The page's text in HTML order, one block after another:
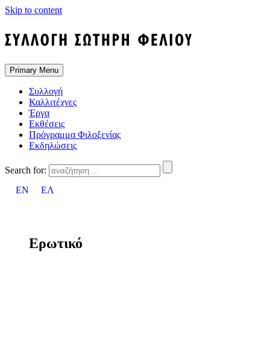
Skip to content
Primary Menu
Συλλογή
Καλλιτέχνες
Έργα
Εκθέσεις
Πρόγραμμα Φιλοξενίας
Εκδηλώσεις
Search for:
EN
ΕΛ
Ερωτικό